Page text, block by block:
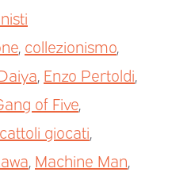
collezionismo
Enzo Pertoldi
of Five
giocati
Machine Man